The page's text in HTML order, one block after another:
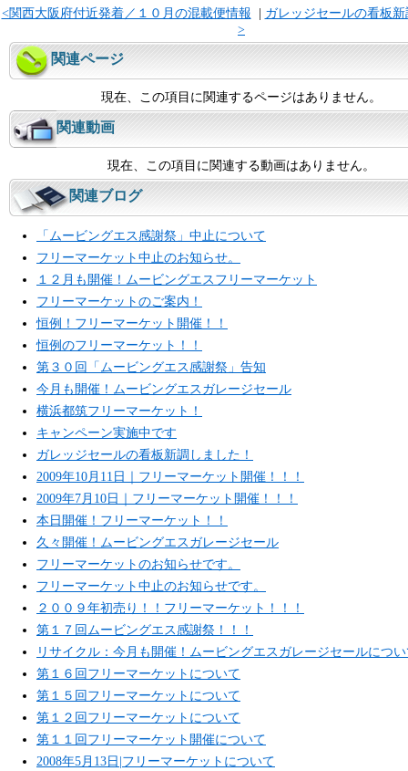
<関西大阪府付近発着／１０月の混載便情報 | ガレッジセールの看板
>
関連ページ
現在、この項目に関連するページはありません。
関連動画
現在、この項目に関連する動画はありません。
関連ブログ
「ムービングエス感謝祭」中止について
フリーマーケット中止のお知らせ。
１２月も開催！ムービングエスフリーマーケット
フリーマーケットのご案内！
恒例！フリーマーケット開催！！
恒例のフリーマーケット！！
第３０回「ムービングエス感謝祭」告知
今月も開催！ムービングエスガレージセール
横浜都筑フリーマーケット！
キャンペーン実施中です
ガレッジセールの看板新調しました！
2009年10月11日｜フリーマーケット開催！！！
2009年7月10日｜フリーマーケット開催！！！
本日開催！フリーマーケット！！
久々開催！ムービングエスガレージセール
フリーマーケットのお知らせです。
フリーマーケット中止のお知らせです。
２００９年初売り！！フリーマーケット！！！
第１７回ムービングエス感謝祭！！！
リサイクル：今月も開催！ムービングエスガレージセールにつ
第１６回フリーマーケットについて
第１５回フリーマーケットについて
第１２回フリーマーケットについて
第１１回フリーマーケット開催について
2008年5月13日|フリーマーケットについて